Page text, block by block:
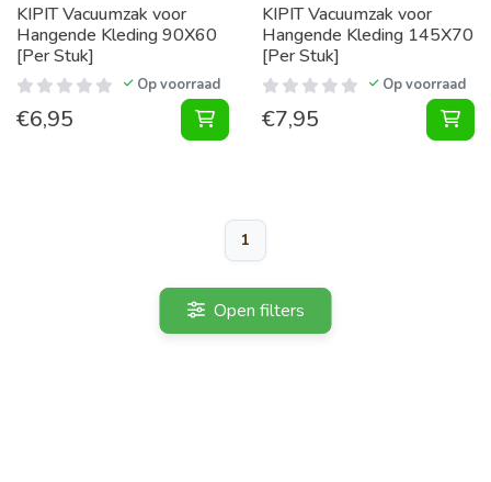
KIPIT Vacuumzak voor
Hangende Kleding 90X60
[Per Stuk]
Op voorraad
€6,95 Vacuumzak voor Hangende
KIPIT Vacuumzak voor
Hangende Kleding 145X70
[Per Stuk]
Op voorraad
€7,95
1
Open filters